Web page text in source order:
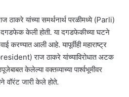
ठाकरे यांच्या समर्थनार्थ परळीमध्ये (Parli)
दगडफेक केली होती. या दगडफेकीच्या घटने
करण्यात आली आहे. यापूर्वीही महाराष्ट्र
राज ठाकरे यांच्याविरोधात अटक
केलेल्या वक्तव्याच्या पार्श्वभूमीवर
वॉरंट जारी केले होते.